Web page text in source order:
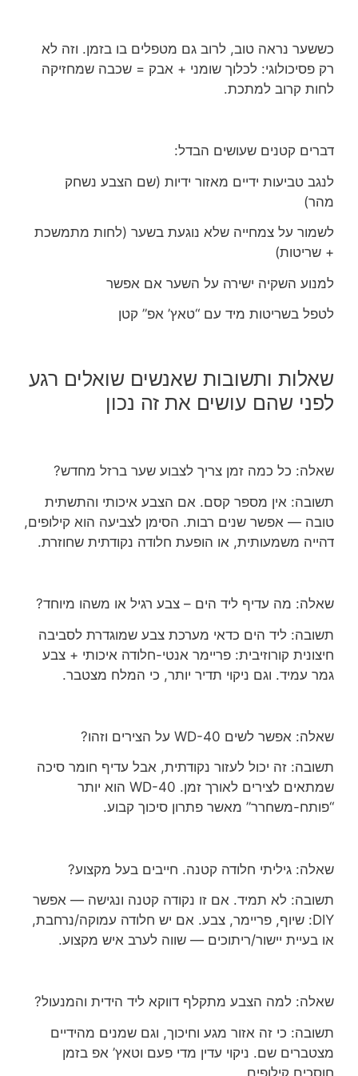
כששער נראה טוב, לרוב גם מטפלים בו בזמן. וזה לא
רק פסיכולוגי: לכלוך שומני + אבק = שכבה שמחזיקה
לחות קרוב למתכת.
דברים קטנים שעושים הבדל:
לנגב טביעות ידיים מאזור ידיות (שם הצבע נשחק
מהר)
לשמור על צמחייה שלא נוגעת בשער (לחות מתמשכת
+ שריטות)
למנוע השקיה ישירה על השער אם אפשר
לטפל בשריטות מיד עם “טאץ’ אפ” קטן
שאלות ותשובות שאנשים שואלים רגע
לפני שהם עושים את זה נכון
שאלה: כל כמה זמן צריך לצבוע שער ברזל מחדש?
תשובה: אין מספר קסם. אם הצבע איכותי והתשתית
טובה — אפשר שנים רבות. הסימן לצביעה הוא קילופים,
דהייה משמעותית, או הופעת חלודה נקודתית שחוזרת.
שאלה: מה עדיף ליד הים – צבע רגיל או משהו מיוחד?
תשובה: ליד הים כדאי מערכת צבע שמוגדרת לסביבה
חיצונית קורוזיבית: פריימר אנטי-חלודה איכותי + צבע
גמר עמיד. וגם ניקוי תדיר יותר, כי המלח מצטבר.
שאלה: אפשר לשים WD-40 על הצירים וזהו?
תשובה: זה יכול לעזור נקודתית, אבל עדיף חומר סיכה
שמתאים לצירים לאורך זמן. WD-40 הוא יותר
“פותח-משחרר” מאשר פתרון סיכוך קבוע.
שאלה: גיליתי חלודה קטנה. חייבים בעל מקצוע?
תשובה: לא תמיד. אם זו נקודה קטנה ונגישה — אפשר
DIY: שיוף, פריימר, צבע. אם יש חלודה עמוקה/נרחבת,
או בעיית יישור/ריתוכים — שווה לערב איש מקצוע.
שאלה: למה הצבע מתקלף דווקא ליד הידית והמנעול?
תשובה: כי זה אזור מגע וחיכוך, וגם שמנים מהידיים
מצטברים שם. ניקוי עדין מדי פעם וטאץ’ אפ בזמן
חוסכים קילופים.